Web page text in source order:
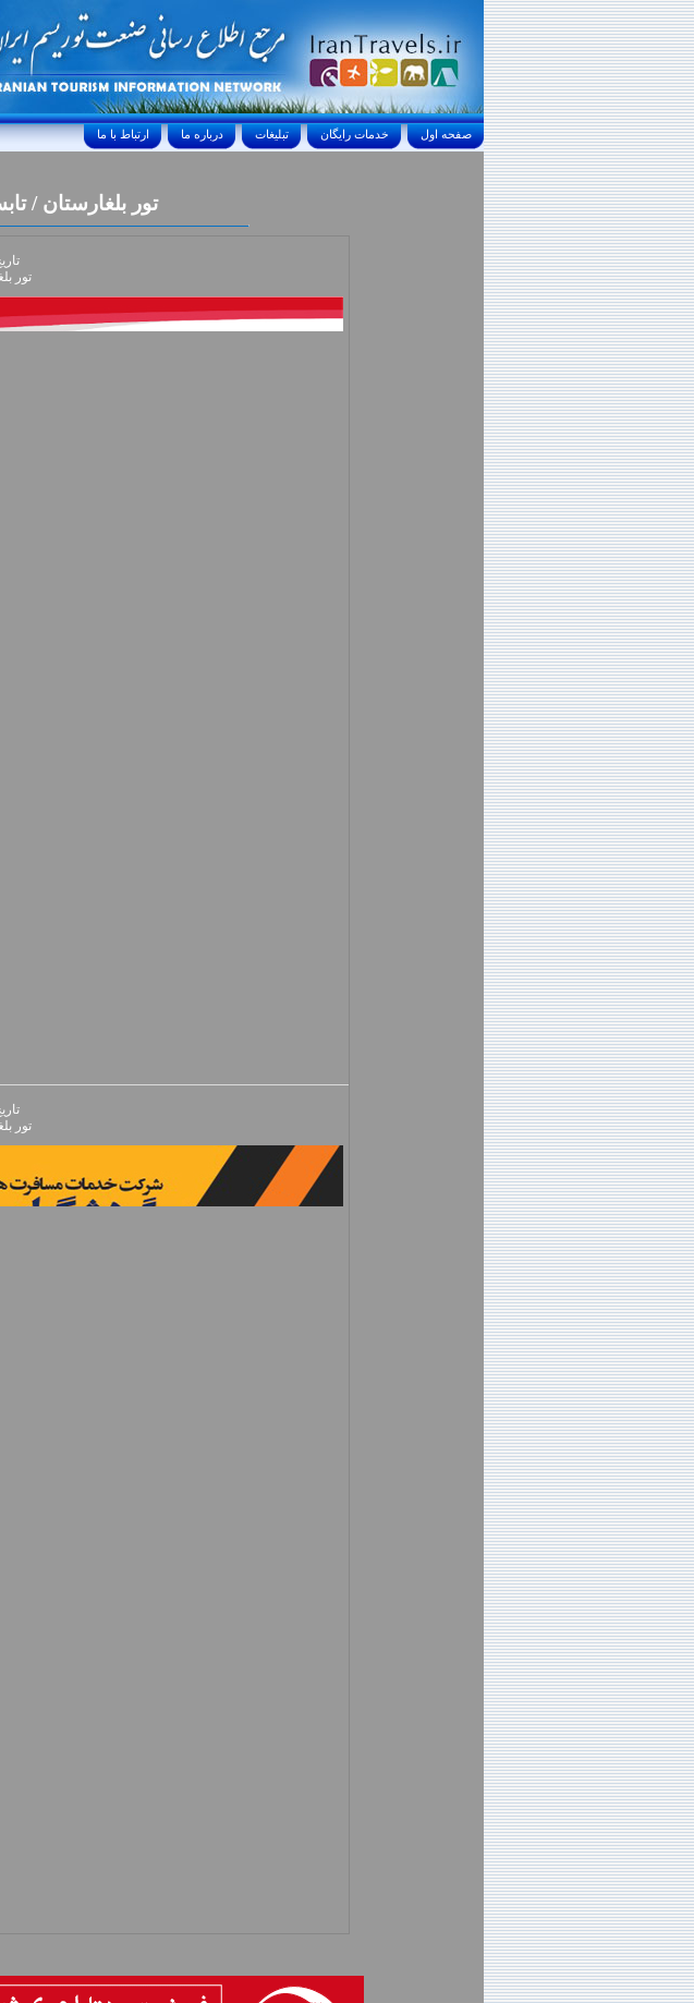
ارتباط با ما درباره ما تبليغات خدمات رايگان صفحه اول
تور بلغارستان / تابستان98 -
تاريخ
تور
تاريخ
تور